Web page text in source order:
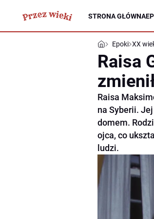
STRONA GŁÓWNA
Epoki XX
Raisa
Raisa
na Syberii.
domem.
ojca, co
ludzi.